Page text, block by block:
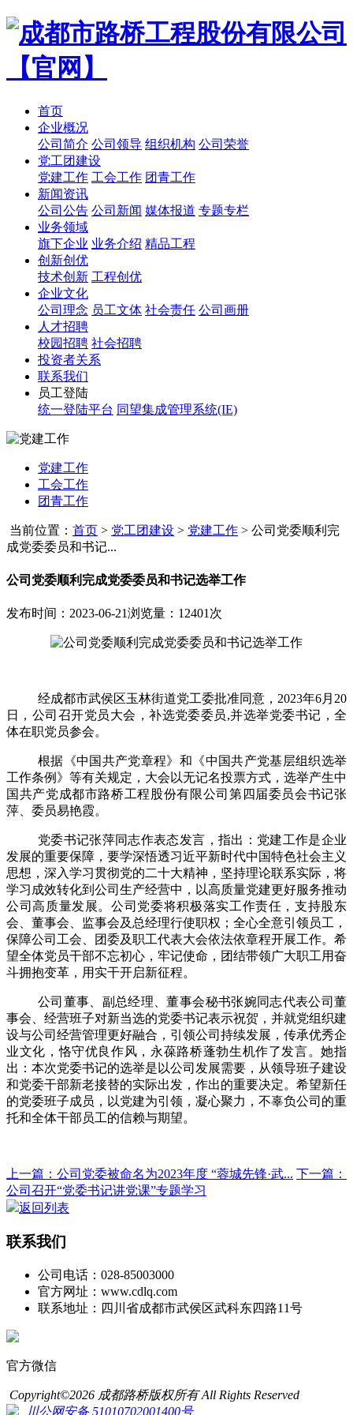
首页
企业概况
公司简介 公司领导 组织机构 公司荣誉
党工团建设
党建工作 工会工作 团青工作
新闻资讯
公司公告 公司新闻 媒体报道 专题专栏
业务领域
旗下企业 业务介绍 精品工程
创新创优
技术创新 工程创优
企业文化
公司理念 员工文体 社会责任 公司画册
人才招聘
校园招聘 社会招聘
投资者关系
联系我们
员工登陆
统一登陆平台 同望集成管理系统(IE)
党建工作
工会工作
团青工作
当前位置： 首页 > 党工团建设 > 党建工作 > 公司党委顺利完
成党委委员和书记...
公司党委顺利完成党委委员和书记选举工作
发布时间：2023-06-21浏览量：12401次
经成都市武侯区玉林街道党工委批准同意， 2023年6月 20
日，公司召开党员大会，补选党委委员,并选举党委书记，全
体在职党员参会。
根据《中国共产党章程》和《中国共产党基层组织选举
工作条例》等有关规定，大会以无记名投票方式，选举产生中
国共产党成都市路桥工程股份有限公司第四届委员会书记张
萍、委员易艳霞。
党委书记张萍同志作表态发言，指出：党建工作是企业
发展的重要保障，要学深悟透习近平新时代中国特色社会主义
思想，深入学习贯彻党的二十大精神，坚持理论联系实际，将
学习成效转化到公司生产经营中，以高质量党建更好服务推动
公司高质量发展。公司党委将积极落实工作责任，支持股东
会、董事会、监事会及总经理行使职权；全心全意引领员工，
保障公司工会、团委及职工代表大会依法依章程开展工作。希
望全体党员干部不忘初心，牢记使命，团结带领广大职工用奋
斗拥抱变革，用实干开启新征程。
公司董事、副总经理、董事会秘书张婉同志代表公司董
事会、经营班子对新当选的党委书记表示祝贺，并就党组织建
设与公司经营管理更好融合，引领公司持续发展，传承优秀企
业文化，恪守优良作风，永葆路桥蓬勃生机作了发言。她指
出：本次党委书记的选举是以公司发展需要，从领导班子建设
和党委干部新老接替的实际出发，作出的重要决定。希望新任
的党委班子成员，以党建为引领，凝心聚力，不辜负公司的重
托和全体干部员工的信赖与期望。
上一篇：公司党委被命名为2023年度 “蓉城先锋·武... 下一篇：
公司召开“党委书记讲党课”专题学习
返回列表
联系我们
公司电话：028-85003000
官方网址：www.cdlq.com
联系地址：四川省成都市武侯区武科东四路11号
官方微信
Copyright©2026 成都路桥版权所有 All Rights Reserved
川公网安备 51010702001400号